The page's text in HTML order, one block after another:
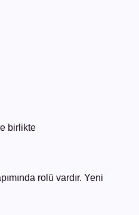
birlikte
rolü vardır. Yeni